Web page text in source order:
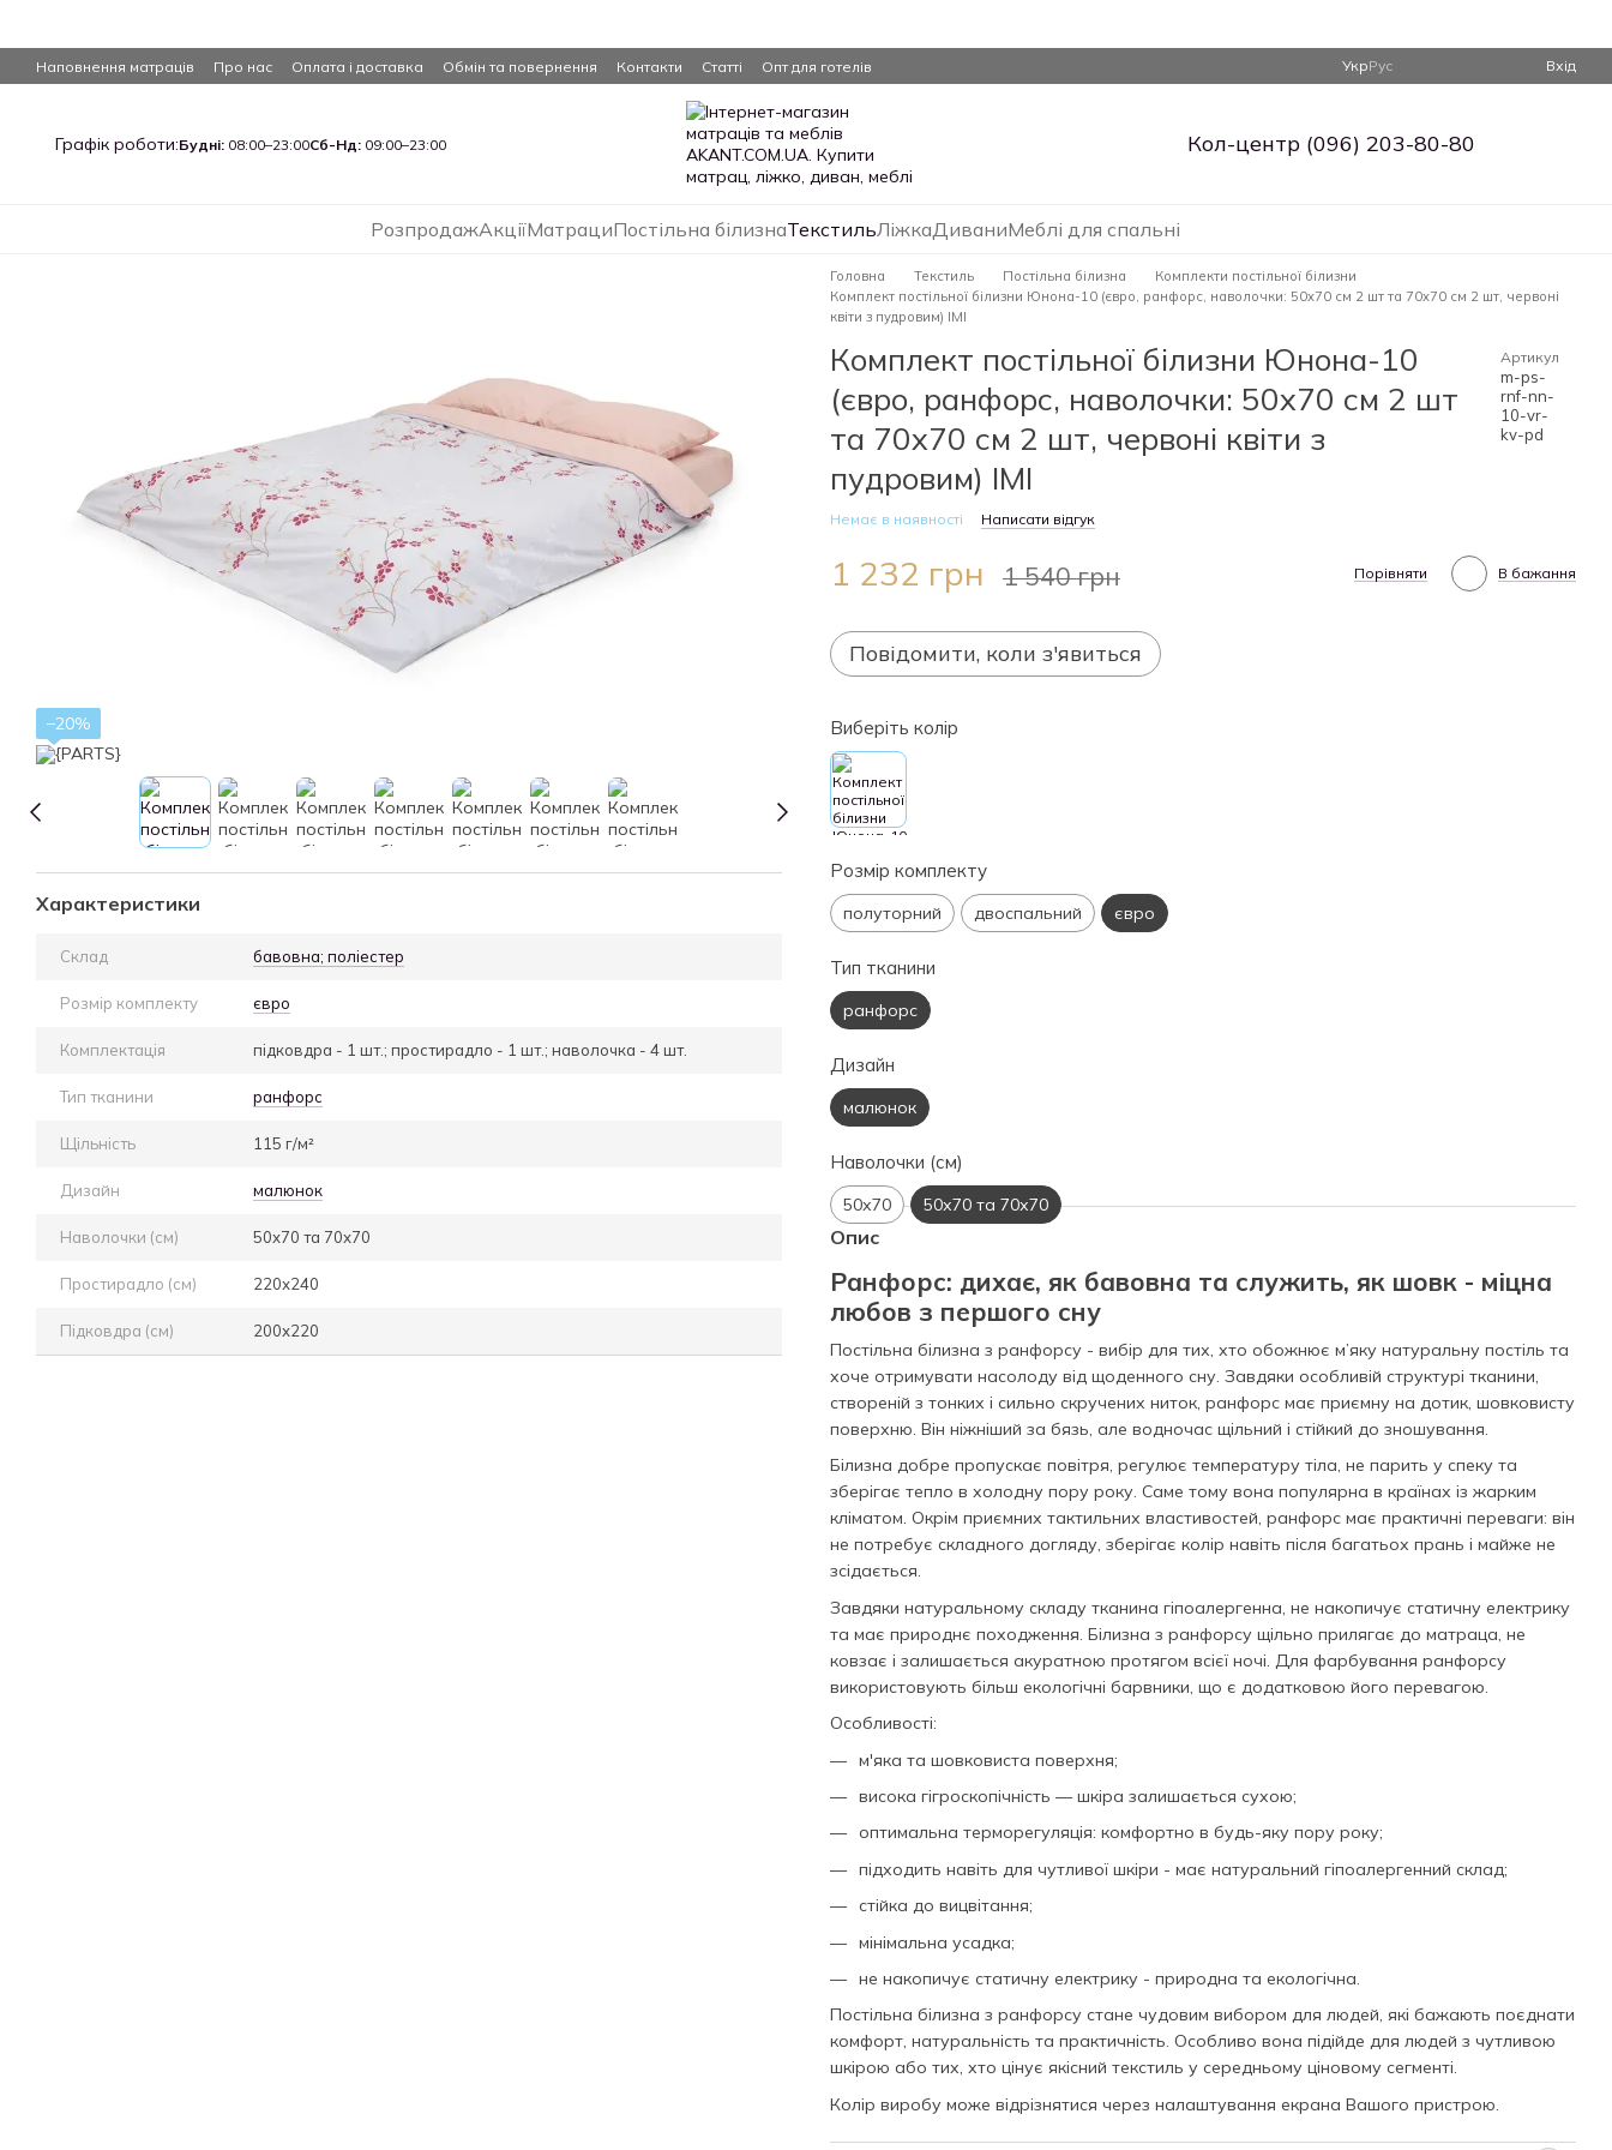
Наповнення матраців Про нас Оплата і доставка Обмін та повернення Контакти Статті Опт для готелів УкрРус Вхід
Графік роботи:Будні: 08:00–23:00Сб-Нд: 09:00–23:00 Кол-центр (096) 203-80-80
РозпродажАкціїМатрациПостільна білизнаТекстильЛіжкаДиваниМеблі для спальні
−20%
Характеристики
Склад бавовна; поліестер
Розмір комплекту євро
Комплектація підковдра - 1 шт.; простирадло - 1 шт.; наволочка - 4 шт.
Тип тканини ранфорс
Щільність 115 г/м²
Дизайн малюнок
Наволочки (см) 50х70 та 70х70
Простирадло (см) 220х240
Підковдра (см) 200х220
Головна Текстиль Постільна білизна
Комплекти постільної білизни
Комплект постільної білизни Юнона-10 (євро, ранфорс, наволочки: 50х70 см 2 шт та 70х70 см 2 шт, червоні
квіти з пудровим) IMI
Комплект постільної білизни Юнона-10
(євро, ранфорс, наволочки: 50х70 см 2 шт
та 70х70 см 2 шт, червоні квіти з
пудровим) IMI
Артикул
m-ps-
rnf-nn-
10-vr-
kv-pd
Немає в наявності Написати відгук
1 232 грн 1 540 грн Порівняти В бажання
Повідомити, коли з'явиться
Виберіть колір
Розмір комплекту
полуторний двоспальний євро
Тип тканини
ранфорс
Дизайн
малюнок
Наволочки (см)
50х70 50х70 та 70х70
Опис
Ранфорс: дихає, як бавовна та служить, як шовк - міцна
любов з першого сну
Постільна білизна з ранфорсу - вибір для тих, хто обожнює м’яку натуральну постіль та
хоче отримувати насолоду від щоденного сну. Завдяки особливій структурі тканини,
створеній з тонких і сильно скручених ниток, ранфорс має приємну на дотик, шовковисту
поверхню. Він ніжніший за бязь, але водночас щільний і стійкий до зношування.
Білизна добре пропускає повітря, регулює температуру тіла, не парить у спеку та
зберігає тепло в холодну пору року. Саме тому вона популярна в країнах із жарким
кліматом. Окрім приємних тактильних властивостей, ранфорс має практичні переваги: він
не потребує складного догляду, зберігає колір навіть після багатьох прань і майже не
зсідається.
Завдяки натуральному складу тканина гіпоалергенна, не накопичує статичну електрику
та має природнє походження. Білизна з ранфорсу щільно прилягає до матраца, не
ковзає і залишається акуратною протягом всієї ночі. Для фарбування ранфорсу
використовують більш екологічні барвники, що є додатковою його перевагою.
Особливості:
м'яка та шовковиста поверхня;
висока гігроскопічність — шкіра залишається сухою;
оптимальна терморегуляція: комфортно в будь-яку пору року;
підходить навіть для чутливої шкіри - має натуральний гіпоалергенний склад;
стійка до вицвітання;
мінімальна усадка;
не накопичує статичну електрику - природна та екологічна.
Постільна білизна з ранфорсу стане чудовим вибором для людей, які бажають поєднати
комфорт, натуральність та практичність. Особливо вона підійде для людей з чутливою
шкірою або тих, хто цінує якісний текстиль у середньому ціновому сегменті.
Колір виробу може відрізнятися через налаштування екрана Вашого пристрою.